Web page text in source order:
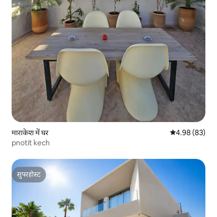
माराकेश में घर औसत रेटिंग 5 में
4.98 (83)
pnotit kech
सुपरहोस्ट
सुपरहोस्ट